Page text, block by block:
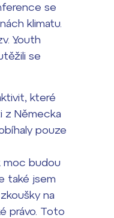
se
klimatu.
Youth
se
které
z Německa
pouze
moc budou
také jsem
na
právo. Toto